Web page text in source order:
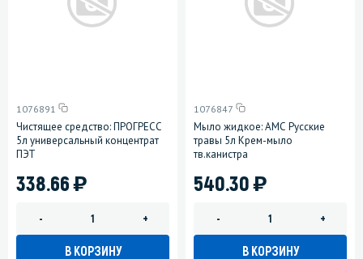
1076891
Чистящее средство: ПРОГРЕСС
5л универсальный концентрат
ПЭТ
338.66)
- +
В КОРЗИНУ
1076847
Мыло жидкое: АМС Русские
травы 5л Крем-мыло
тв.канистра
540.30)
- +
В КОРЗИНУ